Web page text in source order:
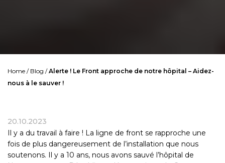
Home / Blog /Alerte ! Le Front approche de notre hôpital – Aidez-
nous à le sauver !
20.10.2023
Il y a du travail à faire ! La ligne de front se rapproche une
fois de plus dangereusement de l’installation que nous
soutenons. Il y a 10 ans, nous avons sauvé l’hôpital de